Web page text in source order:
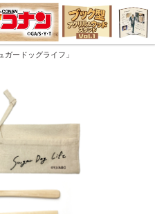
ガードッグライフ」